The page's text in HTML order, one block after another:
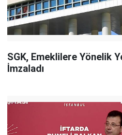
SGK, Emeklilere Yönelik
İmzaladı